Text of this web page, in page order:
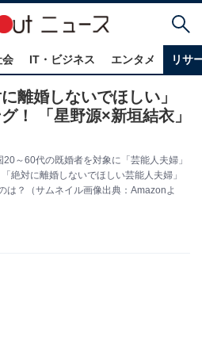
会 IT・ビジネス エンタメ リサ
離婚しないでほしい」
！ 「星野源×新垣結衣」
～60代の既婚者を対象に「芸能人夫婦」
絶対に離婚しないでほしい芸能人夫婦」
は？（サムネイル画像出典：Amazonよ